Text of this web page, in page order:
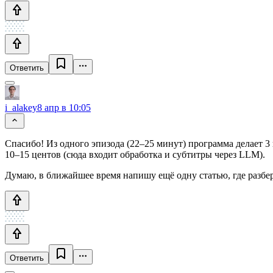
Ответить
i_alakey8 апр в 10:05
Спасибо! Из одного эпизода (22–25 минут) программа делает
10–15 центов (сюда входит обработка и субтитры через LLM).
Думаю, в ближайшее время напишу ещё одну статью, где
Ответить